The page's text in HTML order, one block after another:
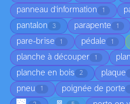
panneau d'information 1
pantalon 3 parapente 1
pare-brise 1 pédale 1
planche à découper 1
planche en bois 2 plaque
pneu 1 poignée de porte